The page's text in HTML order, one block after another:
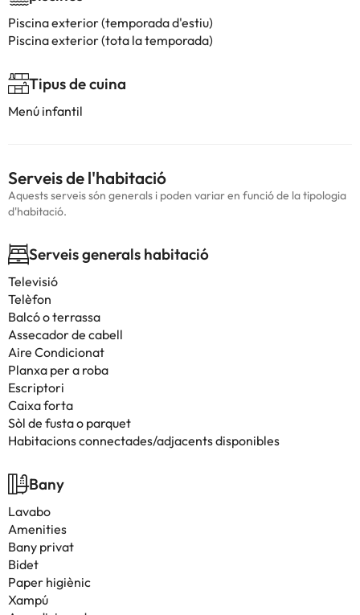
Piscina exterior (temporada d'estiu)
Piscina exterior (tota la temporada)
Tipus de cuina
Menú infantil
Serveis de l'habitació
Aquests serveis són generals i poden variar en funció de la tipologia
d'habitació.
Serveis generals habitació
Televisió
Telèfon
Balcó o terrassa
Assecador de cabell
Aire Condicionat
Planxa per a roba
Escriptori
Caixa forta
Sòl de fusta o parquet
Habitacions connectades/adjacents disponibles
Bany
Lavabo
Amenities
Bany privat
Bidet
Paper higiènic
Xampú